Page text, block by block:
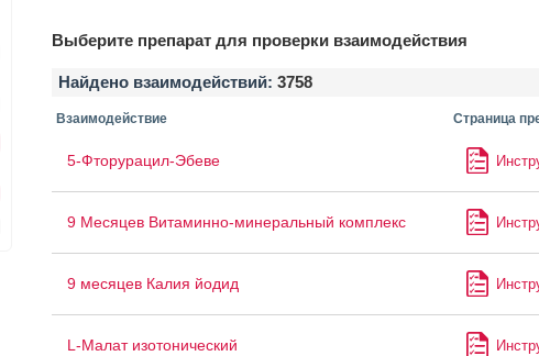
Выберите препарат для проверки взаимодействия
Найдено взаимодействий: 3758
Взаимодействие Страница
5-Фторурацил-Эбеве
9 Месяцев Витаминно-минеральный комплекс
9 месяцев Калия йодид
L-Малат изотонический